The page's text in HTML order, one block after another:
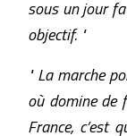
sous un jour
objectif. "
" La marche
où domine de
France, c’est